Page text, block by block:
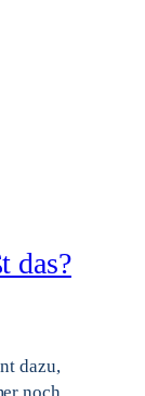
das?
dazu,
noch